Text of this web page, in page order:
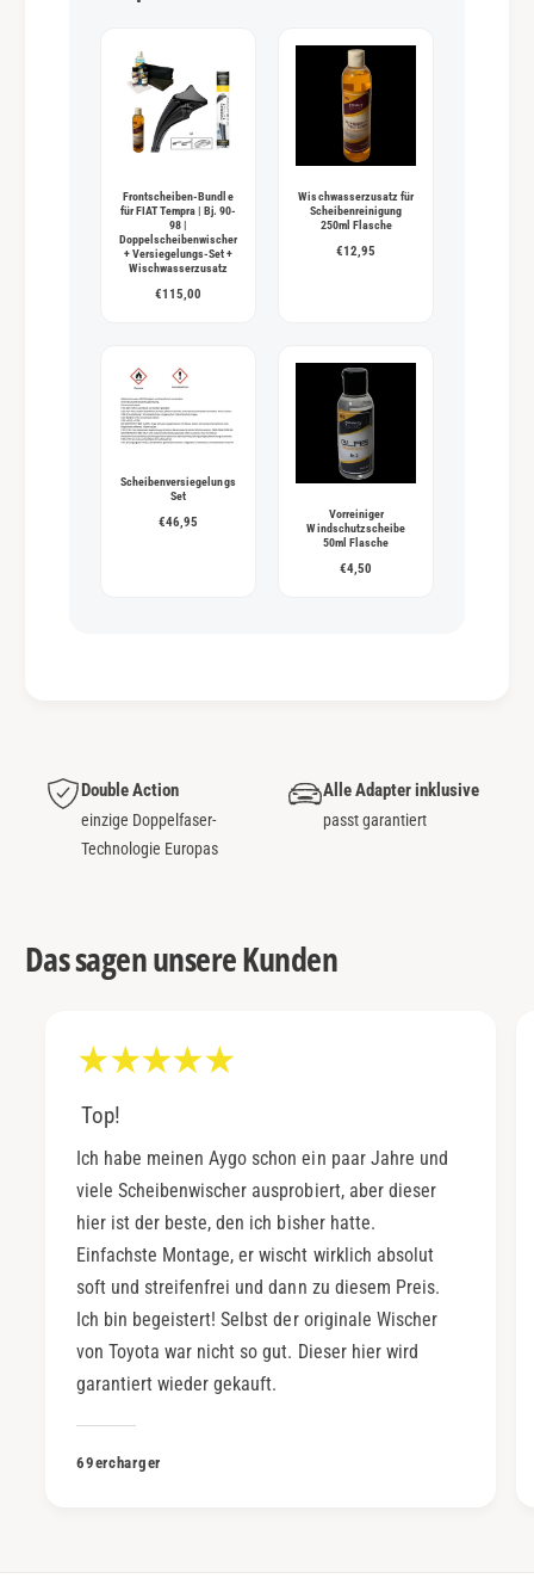
Frontscheiben-Bundle
für FIAT Tempra | Bj. 90-
98 |
Doppelscheibenwischer
+ Versiegelungs-Set +
Wischwasserzusatz
€115,00
Wischwasserzusatz für
Scheibenreinigung
250ml Flasche
€12,95
Scheibenversiegelungs
Set
€46,95
Vorreiniger
Windschutzscheibe
50ml Flasche
€4,50
Double Action
einzige Doppelfaser-
Technologie Europas
Alle Adapter inklusive
passt garantiert
Das sagen unsere Kunden
Top!
Ich habe meinen Aygo schon ein paar Jahre und
viele Scheibenwischer ausprobiert, aber dieser
hier ist der beste, den ich bisher hatte.
Einfachste Montage, er wischt wirklich absolut
soft und streifenfrei und dann zu diesem Preis.
Ich bin begeistert! Selbst der originale Wischer
von Toyota war nicht so gut. Dieser hier wird
garantiert wieder gekauft.
69ercharger